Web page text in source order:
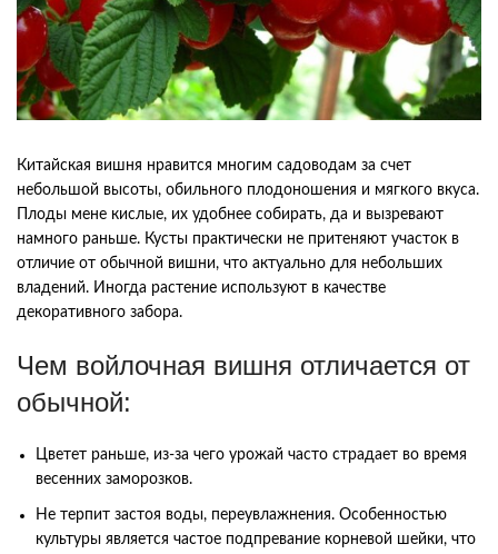
Китайская вишня нравится многим садоводам за счет
небольшой высоты, обильного плодоношения и мягкого вкуса.
Плоды мене кислые, их удобнее собирать, да и вызревают
намного раньше. Кусты практически не притеняют участок в
отличие от обычной вишни, что актуально для небольших
владений. Иногда растение используют в качестве
декоративного забора.
Чем войлочная вишня отличается от
обычной:
Цветет раньше, из-за чего урожай часто страдает во время
весенних заморозков.
Не терпит застоя воды, переувлажнения. Особенностью
культуры является частое подпревание корневой шейки, что